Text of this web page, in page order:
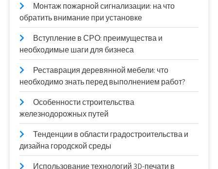
Монтаж пожарной сигнализации: на что
обратить внимание при установке
Вступление в СРО: преимущества и
необходимые шаги для бизнеса
Реставрация деревянной мебели: что
необходимо знать перед выполнением работ?
Особенности строительства
железнодорожных путей
Тенденции в области градостроительства и
дизайна городской среды
Использование технологий 3D-печати в